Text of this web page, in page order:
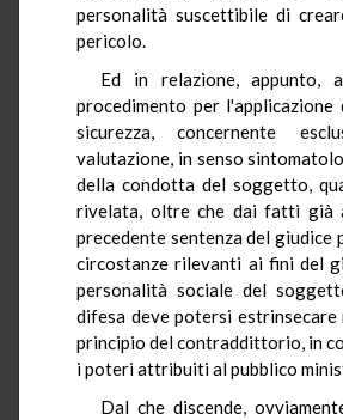
personalità suscettibile di
pericolo.
Ed in relazione, appunto,
procedimento per l'applicazione
sicurezza, concernente
valutazione, in senso
della condotta del soggetto,
rivelata, oltre che dai fatti già
precedente sentenza del giudice
circostanze rilevanti ai fini del
personalità sociale del
difesa deve potersi estrinsecare
principio del contraddittorio, in
i poteri attribuiti al pubblico
Dal che discende,